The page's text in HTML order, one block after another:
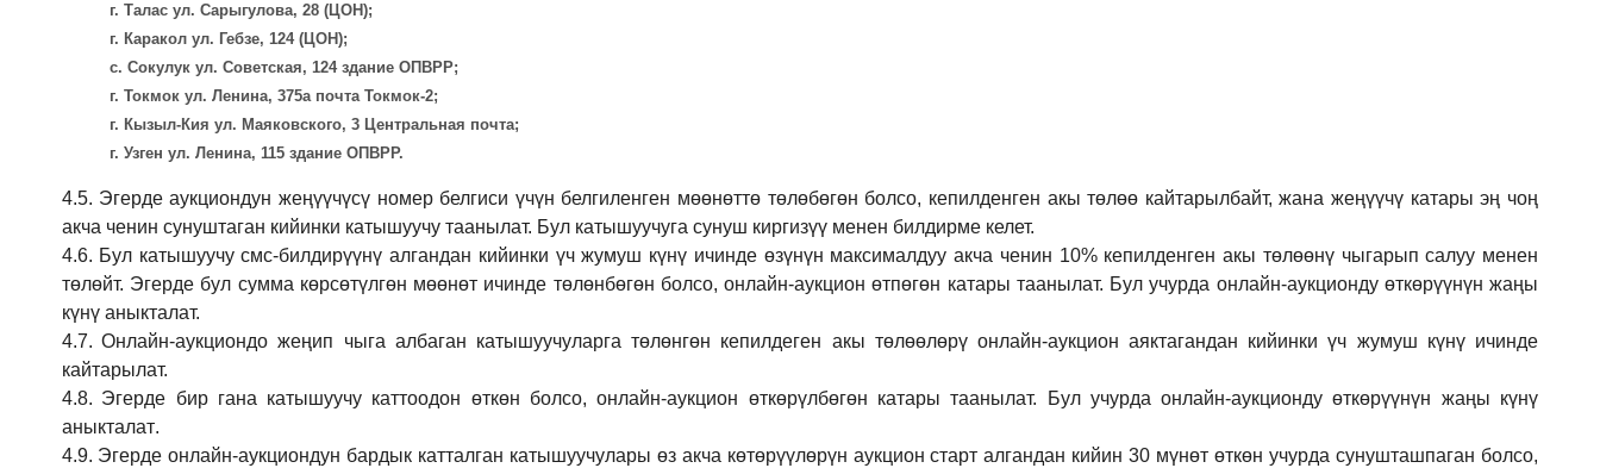
г. Талас ул. Сарыгулова, 28 (ЦОН);
г. Каракол ул. Гебзе, 124 (ЦОН);
с. Сокулук ул. Советская, 124 здание ОПВРР;
г. Токмок ул. Ленина, 375а почта Токмок-2;
г. Кызыл-Кия ул. Маяковского, 3 Центральная почта;
г. Узген ул. Ленина, 115 здание ОПВРР.
4.5. Эгерде аукциондун жеңүүчүсү номер белгиси үчүн белгиленген мөөнөттө төлөбөгөн болсо, кепилденген акы төлөө кайтарылбайт, жана жеңүүчү катары эң чоң
акча ченин сунуштаган кийинки катышуучу таанылат. Бул катышуучуга сунуш киргизүү менен билдирме келет.
4.6. Бул катышуучу смс-билдирүүнү алгандан кийинки үч жумуш күнү ичинде өзүнүн максималдуу акча ченин 10% кепилденген акы төлөөнү чыгарып салуу менен
төлөйт. Эгерде бул сумма көрсөтүлгөн мөөнөт ичинде төлөнбөгөн болсо, онлайн-аукцион өтпөгөн катары таанылат. Бул учурда онлайн-аукционду өткөрүүнүн жаңы
күнү аныкталат.
4.7. Онлайн-аукциондо жеңип чыга албаган катышуучуларга төлөнгөн кепилдеген акы төлөөлөрү онлайн-аукцион аяктагандан кийинки үч жумуш күнү ичинде
кайтарылат.
4.8. Эгерде бир гана катышуучу каттоодон өткөн болсо, онлайн-аукцион өткөрүлбөгөн катары таанылат.
Бул учурда онлайн-аукционду өткөрүүнүн жаңы күнү
аныкталат.
4.9. Эгерде онлайн-аукциондун бардык катталган катышуучулары өз акча көтөрүүлөрүн аукцион старт алгандан кийин 30 мүнөт өткөн учурда сунушташпаган болсо,